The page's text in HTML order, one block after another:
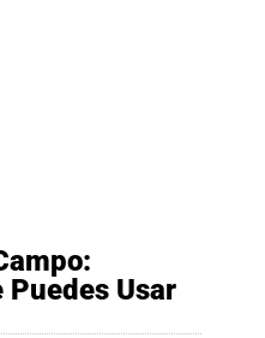
Usar